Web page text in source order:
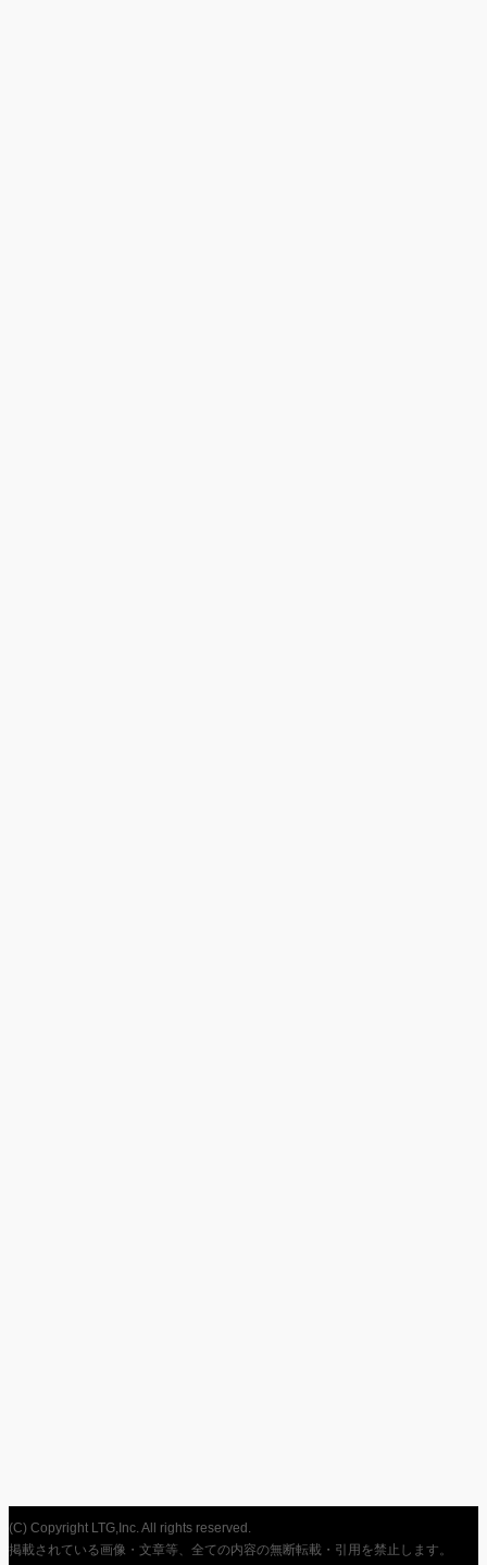
(C) Copyright LTG,Inc. All rights reserved.
掲載されている画像・文章等、全ての内容の無断転載・引用を禁止します。